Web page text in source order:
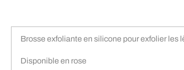
Brosse exfoliante en silicone pour exfolier les
Disponible en rose